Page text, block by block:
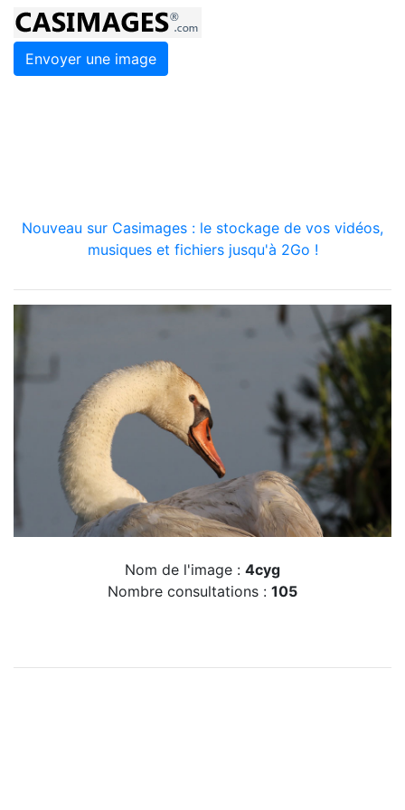
Envoyer une image
Nouveau sur Casimages : le stockage de vos vidéos,
musiques et fichiers jusqu'à 2Go !
Nom de l'image : 4cyg
Nombre consultations : 105